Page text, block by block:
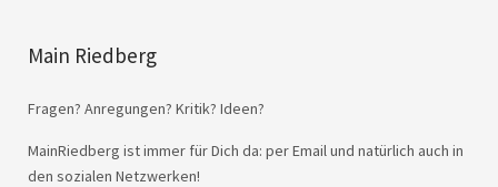
Main Riedberg
Fragen? Anregungen? Kritik? Ideen?
MainRiedberg ist immer für Dich da: per Email und natürlich auch in
den sozialen Netzwerken!